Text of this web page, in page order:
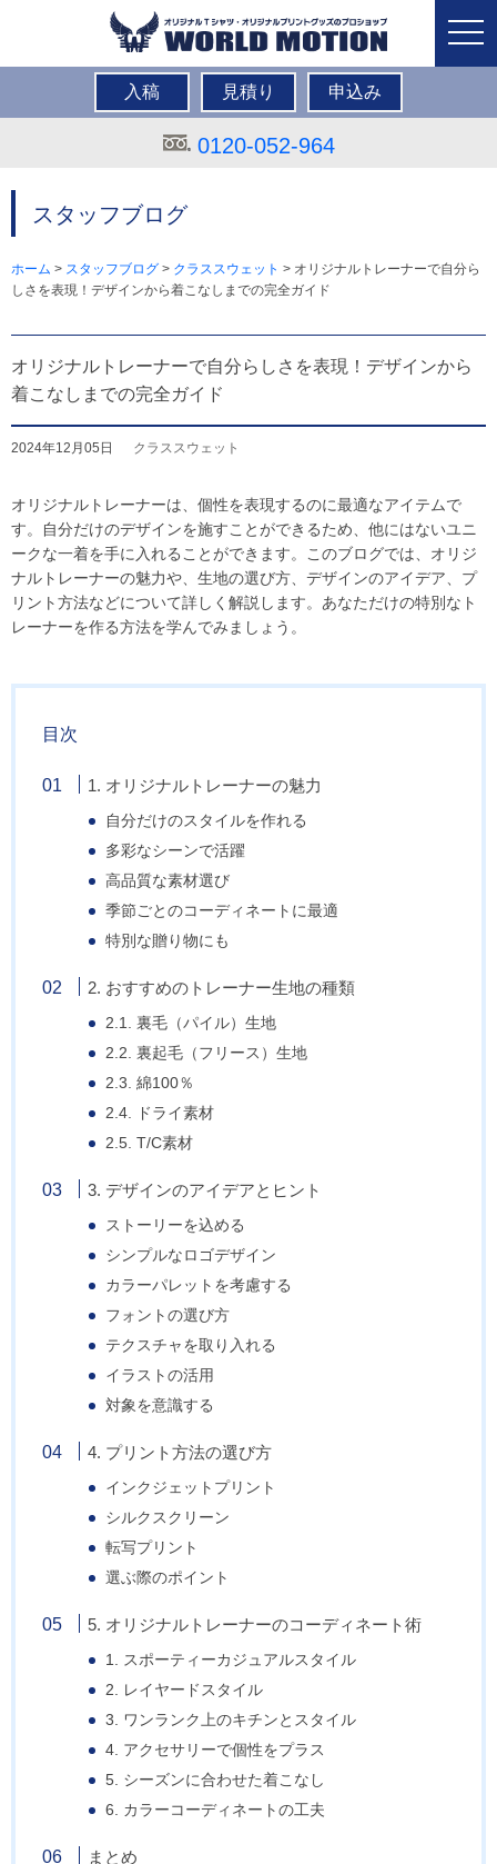
入稿 見積り 申込み
0120-052-964
スタッフブログ
ホーム > スタッフブログ > クラススウェット > オリジナルトレーナーで自分ら
しさを表現！デザインから着こなしまでの完全ガイド
オリジナルトレーナーで自分らしさを表現！デザインから
着こなしまでの完全ガイド
2024年12月05日 クラススウェット
オリジナルトレーナーは、個性を表現するのに最適なアイテムで
す。自分だけのデザインを施すことができるため、他にはないユニ
ークな一着を手に入れることができます。このブログでは、オリジ
ナルトレーナーの魅力や、生地の選び方、デザインのアイデア、プ
リント方法などについて詳しく解説します。あなただけの特別なト
レーナーを作る方法を学んでみましょう。
目次
1. オリジナルトレーナーの魅力
自分だけのスタイルを作れる
多彩なシーンで活躍
高品質な素材選び
季節ごとのコーディネートに最適
特別な贈り物にも
2. おすすめのトレーナー生地の種類
2.1. 裏毛（パイル）生地
2.2. 裏起毛（フリース）生地
2.3. 綿100％
2.4. ドライ素材
2.5. T/C素材
3. デザインのアイデアとヒント
ストーリーを込める
シンプルなロゴデザイン
カラーパレットを考慮する
フォントの選び方
テクスチャを取り入れる
イラストの活用
対象を意識する
4. プリント方法の選び方
インクジェットプリント
シルクスクリーン
転写プリント
選ぶ際のポイント
5. オリジナルトレーナーのコーディネート術
1. スポーティーカジュアルスタイル
2. レイヤードスタイル
3. ワンランク上のキチンとスタイル
4. アクセサリーで個性をプラス
5. シーズンに合わせた着こなし
6. カラーコーディネートの工夫
まとめ